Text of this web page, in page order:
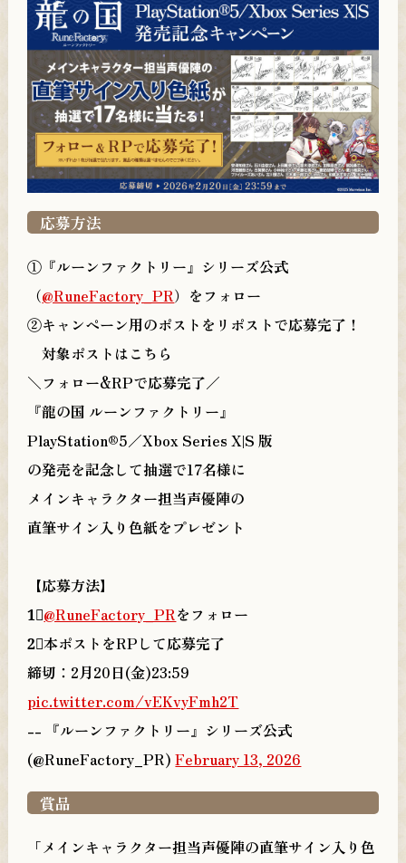
@RuneFactory_PR
@MarvelousCSCH
応募方法
①『ルーンファクトリー』シリーズ公式
（@RuneFactory_PR）をフォロー
②キャンペーン用のポストをリポストで応募完了！
対象ポストはこちら
＼フォロー&RPで応募完了／
『龍の国 ルーンファクトリー』
PlayStation®5／Xbox Series X|S 版
の発売を記念して抽選で17名様に
メインキャラクター担当声優陣の
直筆サイン入り色紙をプレゼント
【応募方法】
1⃣@RuneFactory_PRをフォロー
2⃣本ポストをRPして応募完了
締切：2月20日(金)23:59
pic.twitter.com/vEKvyFmh2T
-- 『ルーンファクトリー』シリーズ公式
(@RuneFactory_PR)February 13, 2026
賞品
「メインキャラクター担当声優陣の直筆サイン入り色